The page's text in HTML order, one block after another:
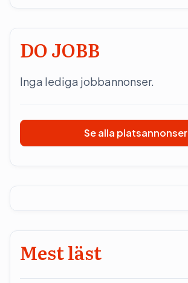
DO JOBB
Inga lediga jobbannonser.
Se alla platsannonser
Mest läst